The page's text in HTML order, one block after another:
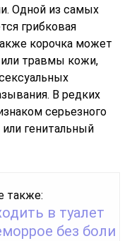
Одной из самых
грибковая
корочка может
травмы кожи,
В редких
серьезного
или генитальный
также:
в туалет
без боли